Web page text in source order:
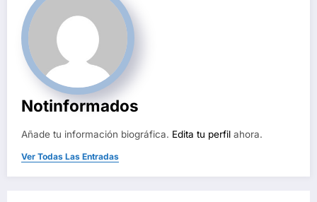
Notinformados
Añade tu información biográfica. Edita tu perfil ahora.
Ver Todas Las Entradas